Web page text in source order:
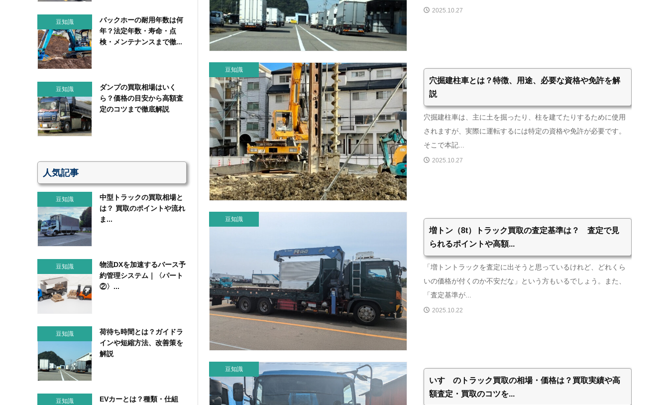
2025.10.27
豆知識
穴掘建柱車とは？特徴、用途、必要な資格や免許を解
説
穴掘建柱車は、主に土を掘ったり、柱を建てたりするために使用
されますが、実際に運転するには特定の資格や免許が必要です。
そこで本記...
2025.10.27
豆知識
増トン（8t）トラック買取の査定基準は？ 査定で見
られるポイントや高額...
「増トントラックを査定に出そうと思っているけれど、どれくら
いの価格が付くのか不安だな」という方もいるでしょう。また、
「査定基準が...
2025.10.22
豆知識
いすゞのトラック買取の相場・価格は？買取実績や高
額査定・買取のコツを...
豆知識
バックホーの耐用年数は何
年？法定年数・寿命・点
検・メンテナンスまで徹...
豆知識
ダンプの買取相場はいく
ら？価格の目安から高額査
定のコツまで徹底解説
人気記事
豆知識
中型トラックの買取相場と
は？ 買取のポイントや流れ
ま...
豆知識
物流DXを加速するバース予
約管理システム｜〈パート
②〉...
豆知識
荷待ち時間とは？ガイドラ
インや短縮方法、改善策を
解説
豆知識
EVカーとは？種類・仕組